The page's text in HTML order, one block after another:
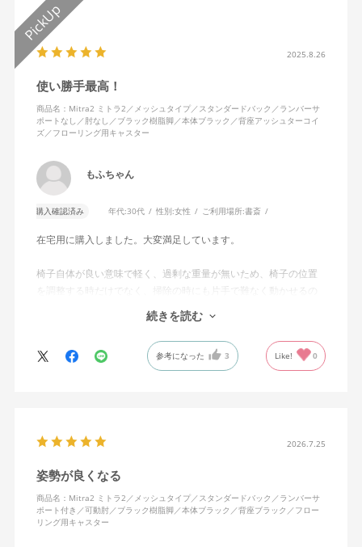
2025.8.26
使い勝手最高！
商品名：Mitra2 ミトラ2／メッシュタイプ／スタンダードバック／ランバーサ
ポートなし／肘なし／ブラック樹脂脚／本体ブラック／背座アッシュターコイ
ズ／フローリング用キャスター
もふちゃん
購入確認済み 年代:30代 性別:女性 ご利用場所:書斎
在宅用に購入しました。大変満足しています。
椅子自体が良い意味で軽く、過剰な重量が無いため、椅子の位置
を調整する時だけでなく、掃除の時にも片手で難なく動かせるの
で、ストレスを感じません。
背中はメッシュ素材でハリがあり、沈み込みすぎないところが気
に入っています。色も画像通りのアッシュブルーで、部屋の差し
色になっています。
キャスターはフローリング用を選びました。とにかく動きが滑ら
思います。良い商品に巡り会えてとても嬉しいです。
続きを読む
参考になった 3 Like! 0
2026.7.25
姿勢が良くなる
商品名：Mitra2 ミトラ2／メッシュタイプ／スタンダードバック／ランバーサ
ポート付き／可動肘／ブラック樹脂脚／本体ブラック／背座ブラック／フロー
リング用キャスター